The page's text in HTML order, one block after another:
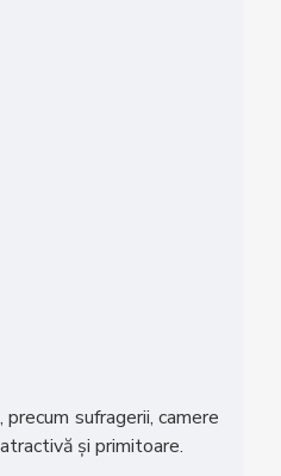
sufragerii, camere
și primitoare.